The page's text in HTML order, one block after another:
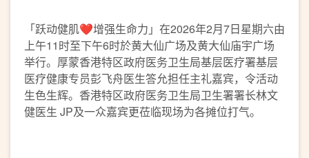
「跃动健肌❤️增强生命力」在2026年2月7日星期六由
上午11时至下午6时於黄大仙广场及黄大仙庙宇广场
举行。厚蒙香港特区政府医务卫生局基层医疗署基层
医疗健康专员彭飞舟医生答允担任主礼嘉宾，令活动
生色生辉。香港特区政府医务卫生局卫生署署长林文
健医生 JP及一众嘉宾更莅临现场为各摊位打气。